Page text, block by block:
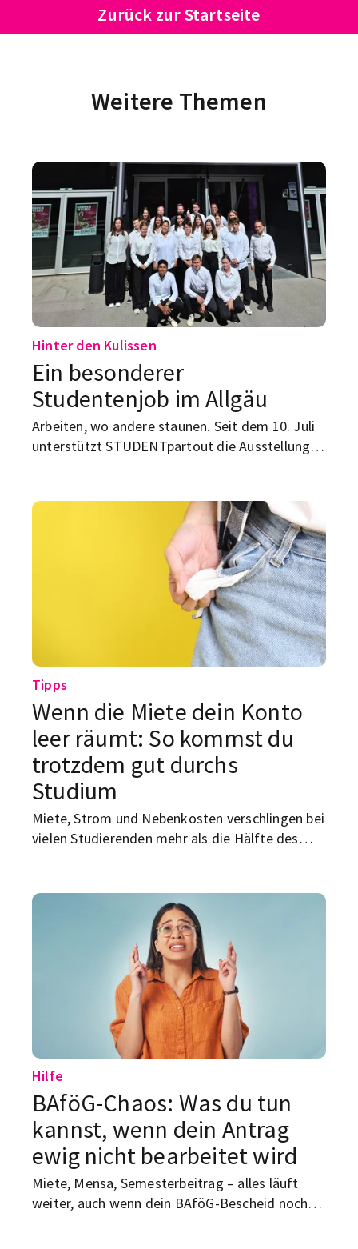
Zurück zur Startseite
Weitere Themen
Hinter den Kulissen
Ein besonderer
Studentenjob im Allgäu
Arbeiten, wo andere staunen. Seit dem 10. Juli
unterstützt STUDENTpartout die Ausstellung
Mitarbeiter:innen mittendrin.
Tipps
Wenn die Miete dein Konto
leer räumt: So kommst du
trotzdem gut durchs
Studium
Miete, Strom und Nebenkosten verschlingen bei
vielen Studierenden mehr als die Hälfte des
planen und mit einem flexiblen Nebenjob
finanziell entspannter durchs Studium kommen
Hilfe
BAföG-Chaos: Was du tun
kannst, wenn dein Antrag
ewig nicht bearbeitet wird
Miete, Mensa, Semesterbeitrag – alles läuft
weiter, auch wenn dein BAföG-Bescheid noch